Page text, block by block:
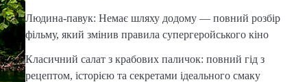
Людина-павук: Немає шляху додому — повний розбір
фільму, який змінив правила супергеройського кіно
Класичний салат з крабових паличок: повний гід з
рецептом, історією та секретами ідеального смаку